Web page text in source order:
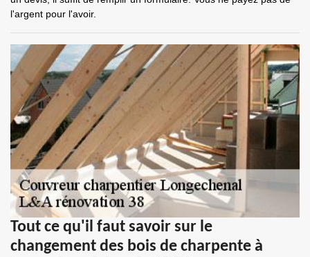
l'argent pour l'avoir.
Tout ce qu'il faut savoir sur le
changement des bois de charpente à